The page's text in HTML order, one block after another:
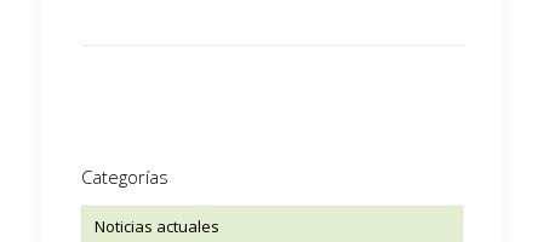
Categorías
Noticias actuales